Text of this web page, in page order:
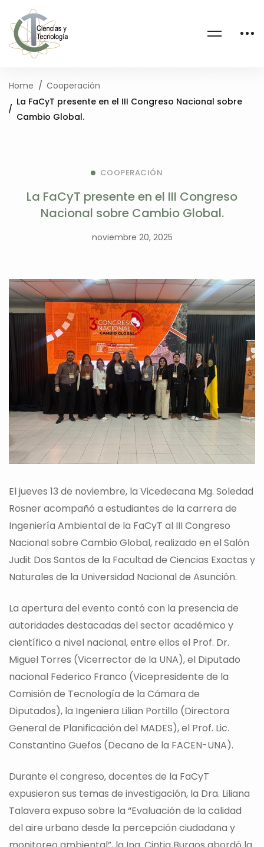
Home
Cooperación
La FaCyT presente en el III Congreso Nacional sobre
Cambio Global.
COOPERACIÓN
La FaCyT presente en el III Congreso
Nacional sobre Cambio Global.
noviembre 20, 2025
El jueves 13 de noviembre, la Vicedecana Mg. Soledad
Rosner acompañó a estudiantes de la carrera de
Ingeniería Ambiental de la FaCyT al III Congreso
Nacional sobre Cambio Global, realizado en el Salón
Judit Dos Santos de la Facultad de Ciencias Exactas y
Naturales de la Universidad Nacional de Asunción.
La apertura del evento contó con la presencia de
autoridades destacadas del sector académico y
científico a nivel nacional, entre ellos el Prof. Dr.
Miguel Torres (Vicerrector de la UNA), el Diputado
nacional Federico Franco (Vicepresidente de la
Comisión de Tecnología de la Cámara de
Diputados), la Ingeniera Lilian Portillo (Directora
General de Planificación del MADES), el Prof. Lic.
Constantino Guefos (Decano de la FACEN-UNA).
Durante el congreso, docentes de la FaCyT
expusieron sus temas de investigación, la Dra. Liliana
Talavera expuso sobre la “Evaluación de la calidad
del aire urbano desde la percepción ciudadana y